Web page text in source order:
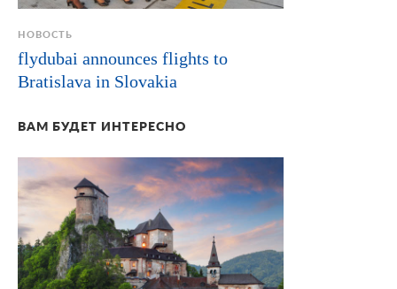
НОВОСТЬ
flydubai announces flights to
Bratislava in Slovakia
ВАМ БУДЕТ ИНТЕРЕСНО